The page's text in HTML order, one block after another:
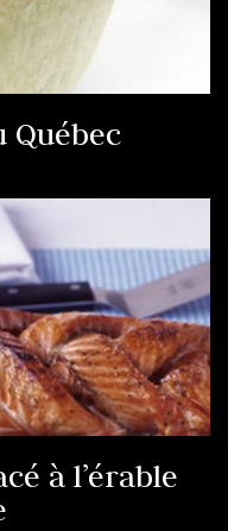
Québec
à l’érable